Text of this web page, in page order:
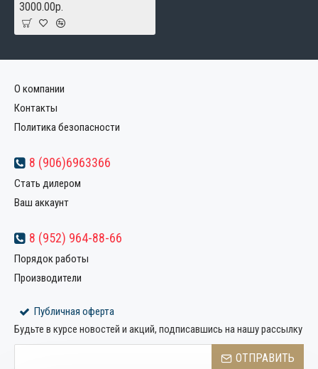
3000.00р.
О компании
Контакты
Политика безопасности
8 (906)6963366
Стать дилером
Ваш аккаунт
8 (952) 964-88-66
Порядок работы
Производители
Публичная оферта
Будьте в курсе новостей и акций, подписавшись на нашу рассылку
ОТПРАВИТЬ